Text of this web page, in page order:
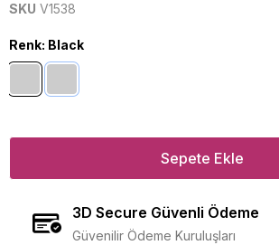
SKU V1538
Renk: Black
Sepete Ekle
3D Secure Güvenli Ödeme
Güvenilir Ödeme Kuruluşları